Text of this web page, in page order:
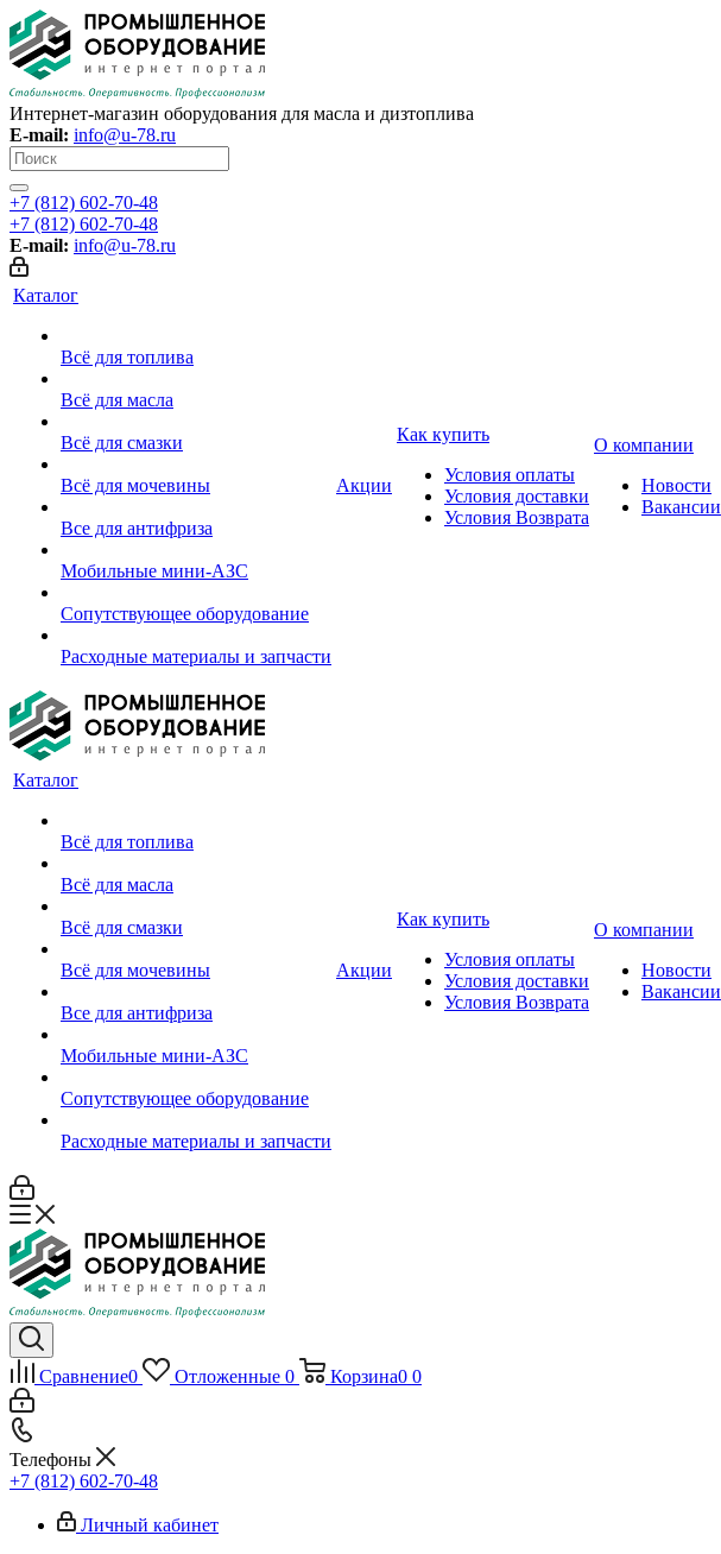
Интернет-магазин оборудования для масла и дизтоплива
E-mail: info@u-78.ru
+7 (812) 602-70-48
+7 (812) 602-70-48
E-mail: info@u-78.ru
Каталог
Всё для топлива
Всё для масла
Всё для смазки
Всё для мочевины
Все для антифриза
Мобильные мини-АЗС
Сопутствующее оборудование
Расходные материалы и запчасти
Акции
Как купить
Условия оплаты
Условия доставки
Условия Возврата
О компании
Новости
Вакансии
Каталог
Всё для топлива
Всё для масла
Всё для смазки
Всё для мочевины
Все для антифриза
Мобильные мини-АЗС
Сопутствующее оборудование
Расходные материалы и запчасти
Акции
Как купить
Условия оплаты
Условия доставки
Условия Возврата
О компании
Новости
Вакансии
Сравнение0 Отложенные 0 Корзина0 0
Телефоны
+7 (812) 602-70-48
Личный кабинет